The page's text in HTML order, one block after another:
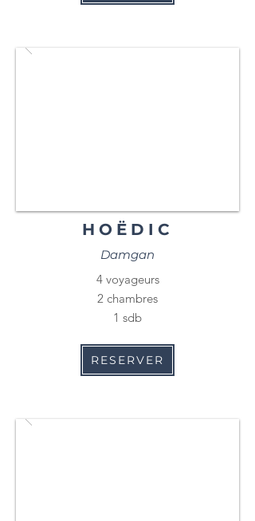
HOËDIC
Damgan
4 voyageurs
2 chambres
1 sdb
RESERVER